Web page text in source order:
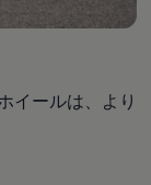
イールは、より